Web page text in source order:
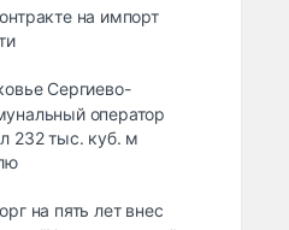
на импорт
Сергиево-
оператор
232 тыс. куб. м
на пять лет внес